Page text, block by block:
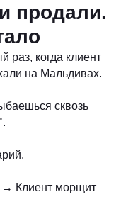
продали.
раз, когда клиент
на Мальдивах.
сквозь
.
→ Клиент морщит